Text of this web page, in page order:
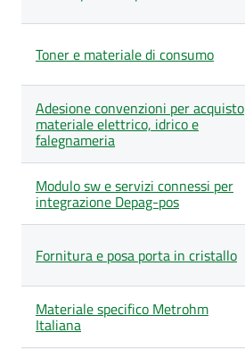
Toner e materiale di consumo
Adesione convenzioni per acquisto
materiale elettrico, idrico e
falegnameria
Modulo sw e servizi connessi per
integrazione Depag-pos
Fornitura e posa porta in cristallo
Materiale specifico Metrohm
Italiana